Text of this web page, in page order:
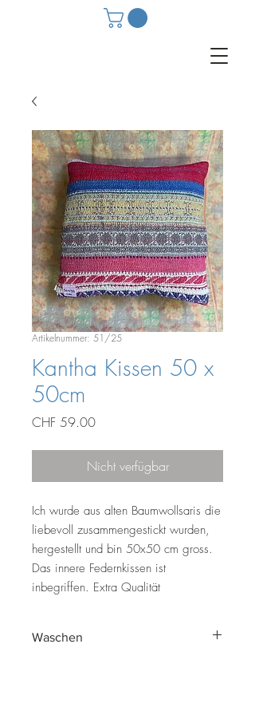
Artikelnummer: 51/25
Kantha Kissen 50 x
50cm
CHF 59.00Preis
Nicht verfügbar
Ich wurde aus alten Baumwollsaris die
liebevoll zusammengestickt wurden,
hergestellt und bin 50x50 cm gross.
Das innere Federnkissen ist
inbegriffen. Extra Qualität
Waschen